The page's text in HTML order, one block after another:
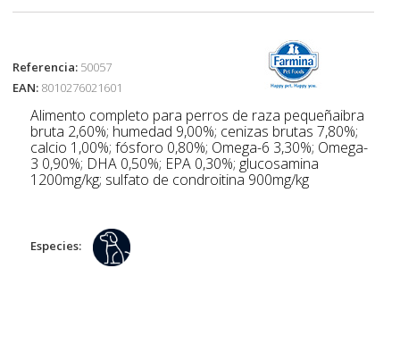
Referencia: 50057
EAN: 8010276021601
Alimento completo para perros de raza pequeñaibra
bruta 2,60%; humedad 9,00%; cenizas brutas 7,80%;
calcio 1,00%; fósforo 0,80%; Omega-6 3,30%; Omega-
3 0,90%; DHA 0,50%; EPA 0,30%; glucosamina
1200mg/kg; sulfato de condroitina 900mg/kg
Especies: